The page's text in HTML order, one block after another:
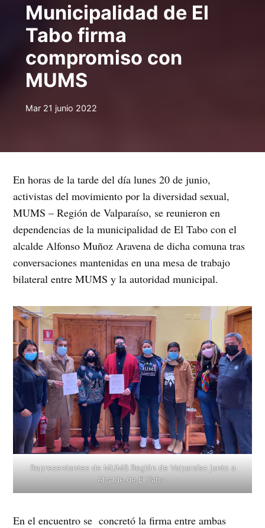
Municipalidad de El
Tabo firma
compromiso con
MUMS
Mar 21 junio 2022
En horas de la tarde del día lunes 20 de junio,
activistas del movimiento por la diversidad sexual,
MUMS – Región de Valparaíso, se reunieron en
dependencias de la municipalidad de El Tabo con el
alcalde Alfonso Muñoz Aravena de dicha comuna tras
conversaciones mantenidas en una mesa de trabajo
bilateral entre MUMS y la autoridad municipal.
Representantes de MUMS Región de Valparaíso junto a
Alcalde de El Tabo.
En el encuentro se concretó la firma entre ambas